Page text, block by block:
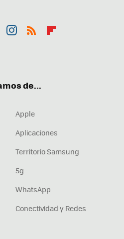
de...
Apple
Aplicaciones
Territorio Samsung
5g
WhatsApp
Conectividad y Redes